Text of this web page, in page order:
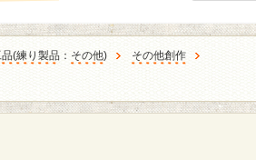
(練り製品 ： その他)
その他創作